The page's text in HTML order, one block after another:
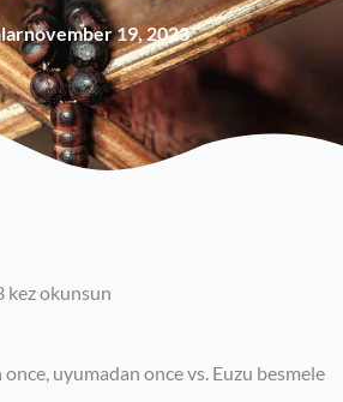
november 19, 2023
kez okunsun
uyumadan once vs. Euzu besmele